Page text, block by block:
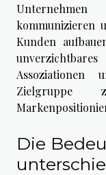
kommunizieren
Kunden
Assoziationen
Die